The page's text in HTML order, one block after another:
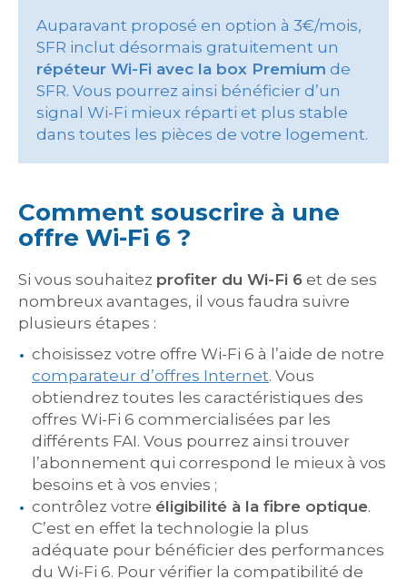
Auparavant proposé en option à 3€/mois,
SFR inclut désormais gratuitement un
répéteur Wi-Fi avec la box Premium de
SFR. Vous pourrez ainsi bénéficier d’un
signal Wi-Fi mieux réparti et plus stable
dans toutes les pièces de votre logement.
Comment souscrire à une
offre Wi-Fi 6 ?
Si vous souhaitez profiter du Wi-Fi 6 et de ses
nombreux avantages, il vous faudra suivre
plusieurs étapes :
choisissez votre offre Wi-Fi 6 à l’aide de notre
comparateur d’offres Internet. Vous
obtiendrez toutes les caractéristiques des
offres Wi-Fi 6 commercialisées par les
différents FAI. Vous pourrez ainsi trouver
l’abonnement qui correspond le mieux à vos
besoins et à vos envies ;
contrôlez votre éligibilité à la fibre optique.
C’est en effet la technologie la plus
adéquate pour bénéficier des performances
du Wi-Fi 6. Pour vérifier la compatibilité de